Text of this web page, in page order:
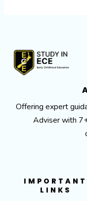
Offering expert
Adviser with
IMPORTANT
LINKS